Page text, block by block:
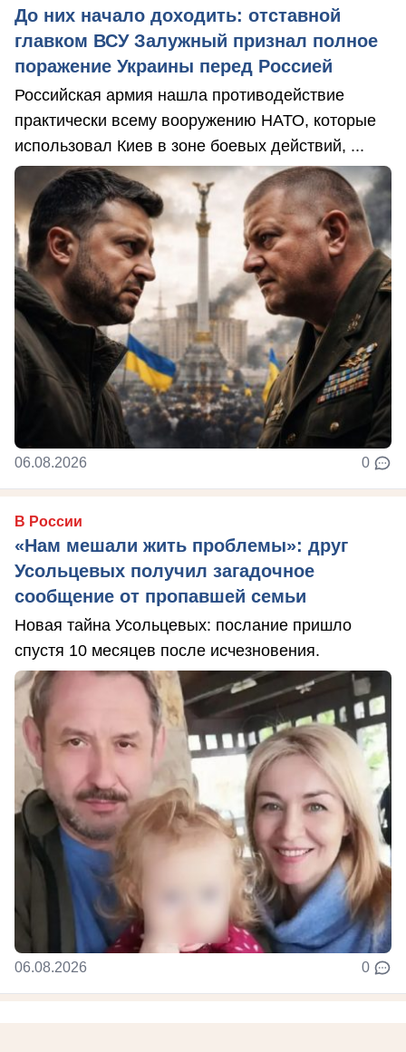
До них начало доходить: отставной
главком ВСУ Залужный признал полное
поражение Украины перед Россией
Российская армия нашла противодействие
практически всему вооружению НАТО, которые
использовал Киев в зоне боевых действий, ...
06.08.2026 0
В России
«Нам мешали жить проблемы»: друг
Усольцевых получил загадочное
сообщение от пропавшей семьи
Новая тайна Усольцевых: послание пришло
спустя 10 месяцев после исчезновения.
06.08.2026 0